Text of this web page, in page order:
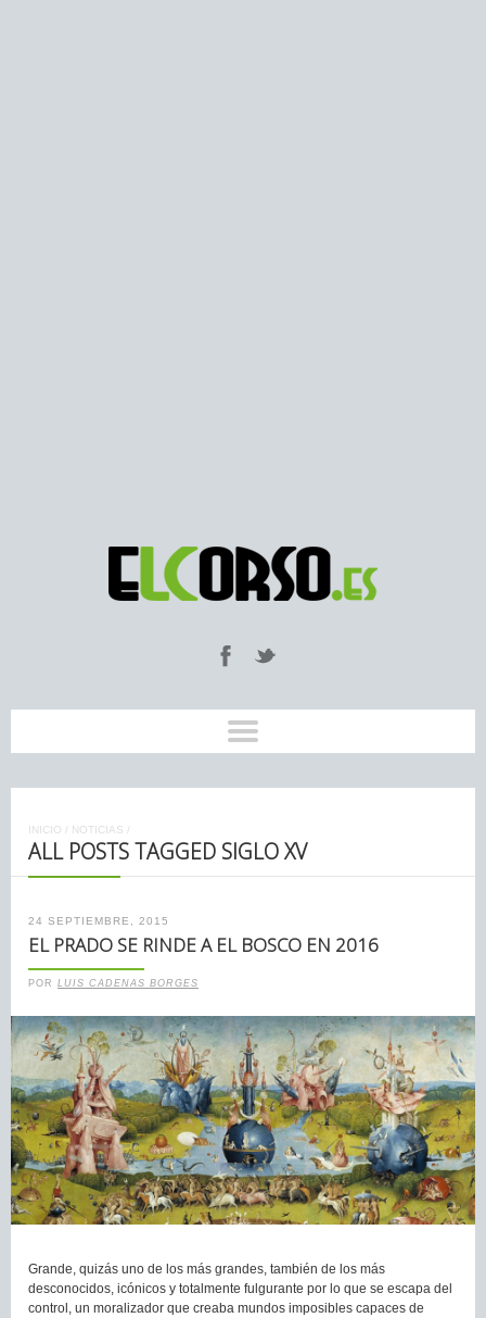
INICIO / NOTICIAS /
ALL POSTS TAGGED SIGLO XV
24 SEPTIEMBRE, 2015
EL PRADO SE RINDE A EL BOSCO EN 2016
POR LUIS CADENAS BORGES
Grande, quizás uno de los más grandes, también de los más
desconocidos, icónicos y totalmente fulgurante por lo que se escapa del
control, un moralizador que creaba mundos imposibles capaces de